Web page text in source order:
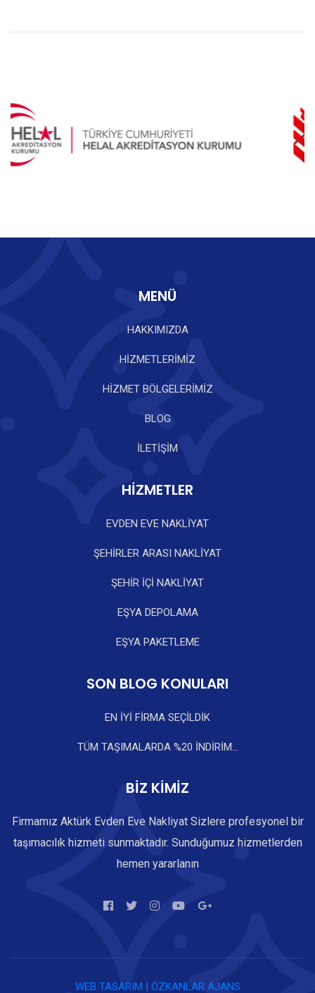
MENÜ
HAKKIMIZDA
HİZMETLERİMİZ
HİZMET BÖLGELERİMİZ
BLOG
İLETİŞİM
HİZMETLER
EVDEN EVE NAKLİYAT
ŞEHİRLER ARASI NAKLİYAT
ŞEHİR İÇİ NAKLİYAT
EŞYA DEPOLAMA
EŞYA PAKETLEME
SON BLOG KONULARI
EN İYİ FİRMA SEÇİLDİK
TÜM TAŞIMALARDA %20 İNDİRİM...
BİZ KİMİZ
Firmamız Aktürk Evden Eve Nakliyat Sizlere profesyonel bir
taşımacılık hizmeti sunmaktadır. Sunduğumuz hizmetlerden
hemen yararlanın
WEB TASARIM | ÖZKANLAR AJANS